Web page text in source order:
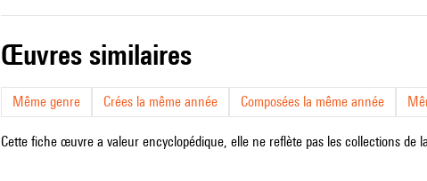
œuvres similaires
Même genre Crées la même année Composées la même année
Cette fiche œuvre a valeur encyclopédique, elle ne reflète pas les collections